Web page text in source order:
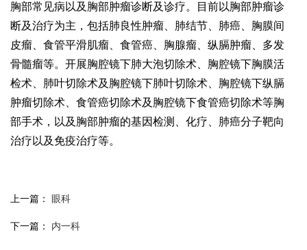
胸部常见病以及胸部肿瘤诊断及诊疗。目前以胸部肿瘤诊
断及治疗为主，包括肺良性肿瘤、肺结节、肺癌、胸膜间
皮瘤、食管平滑肌瘤、食管癌、胸腺瘤、纵膈肿瘤、多发
骨髓瘤等。开展胸腔镜下肺大泡切除术、胸腔镜下胸膜活
检术、肺叶切除术及胸腔镜下肺叶切除术、胸腔镜下纵膈
肿瘤切除术、食管癌切除术及胸腔镜下食管癌切除术等胸
部手术，以及胸部肿瘤的基因检测、化疗、肺癌分子靶向
治疗以及免疫治疗等。
上一篇： 眼科
下一篇： 内一科